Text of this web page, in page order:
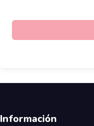
Información